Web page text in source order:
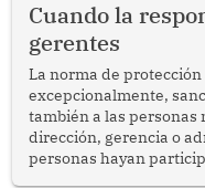
Cuando la
gerentes
La norma de
excepcionalmente,
también a las personas
dirección, gerencia o
personas hayan